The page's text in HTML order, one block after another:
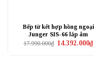
Bếp từ kết hợp hồng ngoại
Junger SIS-66 lắp âm
17.990.000₫ Giá
14.392.000₫